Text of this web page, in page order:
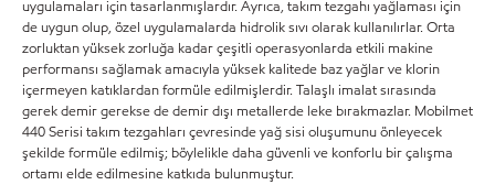
uygulamaları için tasarlanmışlardır. Ayrıca, takım tezgahı yağlaması için
de uygun olup, özel uygulamalarda hidrolik sıvı olarak kullanılırlar. Orta
zorluktan yüksek zorluğa kadar çeşitli operasyonlarda etkili makine
performansı sağlamak amacıyla yüksek kalitede baz yağlar ve klorin
içermeyen katıklardan formüle edilmişlerdir. Talaşlı imalat sırasında
gerek demir gerekse de demir dışı metallerde leke bırakmazlar. Mobilmet
440 Serisi takım tezgahları çevresinde yağ sisi oluşumunu önleyecek
şekilde formüle edilmiş; böylelikle daha güvenli ve konforlu bir çalışma
ortamı elde edilmesine katkıda bulunmuştur.